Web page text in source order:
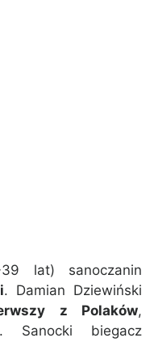
lat) sanoczanin
. Damian Dziewiński
z Polaków,
. Sanocki biegacz